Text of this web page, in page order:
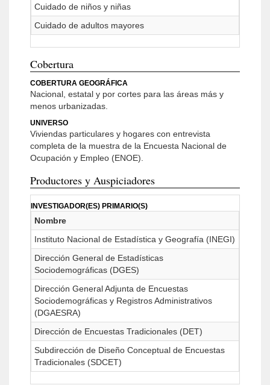
Cuidado de niños y niñas
Cuidado de adultos mayores
Cobertura
COBERTURA GEOGRÁFICA
Nacional, estatal y por cortes para las áreas más y
menos urbanizadas.
UNIVERSO
Viviendas particulares y hogares con entrevista
completa de la muestra de la Encuesta Nacional de
Ocupación y Empleo (ENOE).
Productores y Auspiciadores
INVESTIGADOR(ES) PRIMARIO(S)
Nombre
Instituto Nacional de Estadística y Geografía (INEGI)
Dirección General de Estadísticas
Sociodemográficas (DGES)
Dirección General Adjunta de Encuestas
Sociodemográficas y Registros Administrativos
(DGAESRA)
Dirección de Encuestas Tradicionales (DET)
Subdirección de Diseño Conceptual de Encuestas
Tradicionales (SDCET)